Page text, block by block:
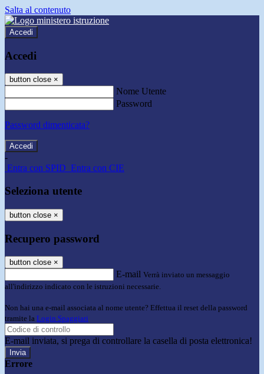
Salta al contenuto
Accedi
Accedi
button close ×
Nome Utente
Password
Password dimenticata?
-
Entra con SPID Entra con CIE
Seleziona utente
button close ×
Recupero password
button close ×
E-mail Verrà inviato un messaggio
all'indirizzo indicato con le istruzioni necessarie.
Non hai una e-mail associata al nome utente? Effettua il reset della password
tramite la Login Spaggiari
E-mail inviata, si prega di controllare la casella di posta elettronica!
Errore